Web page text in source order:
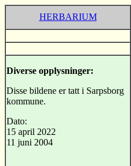
HERBARIUM
Diverse opplysninger:
Disse bildene er tatt i Sarpsborg
kommune.
Dato:
15 april 2022
11 juni 2004